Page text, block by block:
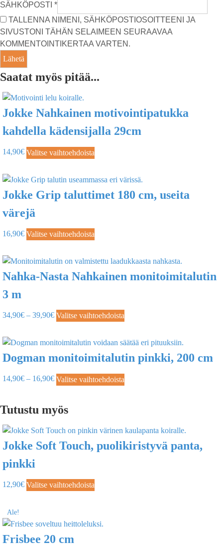
SÄHKÖPOSTI *
TALLENNA NIMENI, SÄHKÖPOSTIOSOITTEENI JA
SIVUSTONI TÄHÄN SELAIMEEN SEURAAVAA
KOMMENTOINTIKERTAA VARTEN.
Saatat myös pitää...
Jokke Nahkainen motivointipatukka
kahdella kädensijalla 29cm
14,90€ Valitse vaihtoehdoista
Jokke Grip taluttimet 180 cm, useita
värejä
16,90€ Valitse vaihtoehdoista
Nahka-Nasta Nahkainen monitoimitalutin
3 m
34,90€ – 39,90€ Valitse vaihtoehdoista
Dogman monitoimitalutin pinkki, 200 cm
14,90€ – 16,90€ Valitse vaihtoehdoista
Tutustu myös
Jokke Soft Touch, puolikiristyvä panta,
pinkki
12,90€ Valitse vaihtoehdoista
Ale!
Frisbee 20 cm